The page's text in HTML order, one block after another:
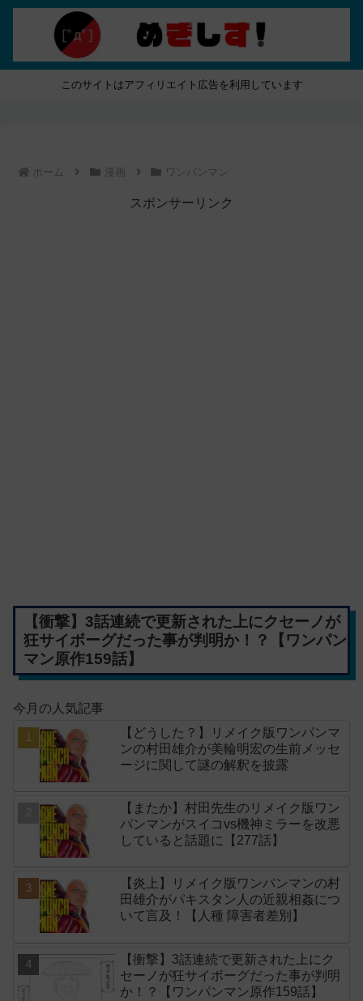
このサイトはアフィリエイト広告を利用しています
ホーム 漫画 ワンパンマン
スポンサーリンク
【衝撃】3話連続で更新された上にクセーノが
狂サイボーグだった事が判明か！？【ワンパン
マン原作159話】
今月の人気記事
【どうした？】リメイク版ワンパンマ
ンの村田雄介が美輪明宏の生前メッセ
ージに関して謎の解釈を披露
【またか】村田先生のリメイク版ワン
パンマンがスイコvs機神ミラーを改悪
していると話題に【277話】
【炎上】リメイク版ワンパンマンの村
田雄介がパキスタン人の近親相姦につ
いて言及！【人種 障害者差別】
【衝撃】3話連続で更新された上にク
セーノが狂サイボーグだった事が判明
か！？【ワンパンマン原作159話】